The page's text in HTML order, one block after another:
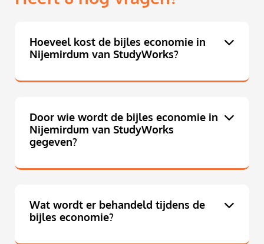
Hoeveel kost de bijles economie in
Nijemirdum van StudyWorks?
Door wie wordt de bijles economie in
Nijemirdum van StudyWorks
gegeven?
Wat wordt er behandeld tijdens de
bijles economie?